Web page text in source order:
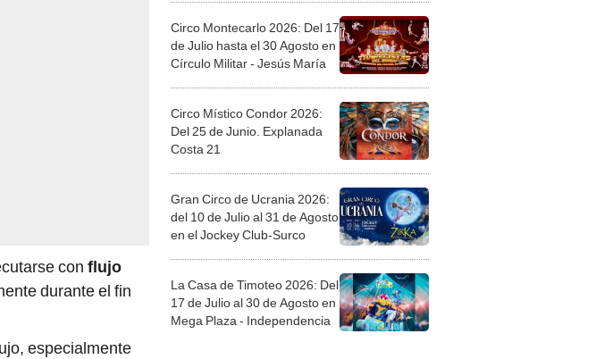
con flujo
durante el fin
especialmente
Circo Montecarlo 2026: Del 17
de Julio hasta el 30 Agosto en
Círculo Militar - Jesús María
Circo Místico Condor 2026:
Del 25 de Junio. Explanada
Costa 21
Gran Circo de Ucrania 2026:
del 10 de Julio al 31 de Agosto
en el Jockey Club-Surco
La Casa de Timoteo 2026: Del
17 de Julio al 30 de Agosto en
Mega Plaza - Independencia